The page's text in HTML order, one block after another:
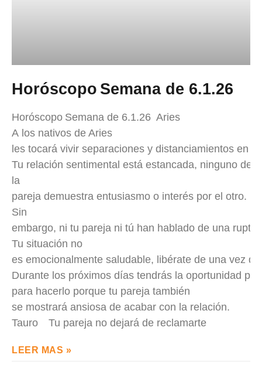
Horóscopo Semana de 6.1.26
Horóscopo Semana de 6.1.26 Aries
A los nativos de Aries
les tocará vivir separaciones y distanciamientos en
Tu relación sentimental está estancada, ninguno de
la
pareja demuestra entusiasmo o interés por el otro.
Sin
embargo, ni tu pareja ni tú han hablado de una
Tu situación no
es emocionalmente saludable, libérate de una vez
Durante los próximos días tendrás la oportunidad
para hacerlo porque tu pareja también
se mostrará ansiosa de acabar con la relación.
Tauro Tu pareja no dejará de reclamarte
LEER MAS »